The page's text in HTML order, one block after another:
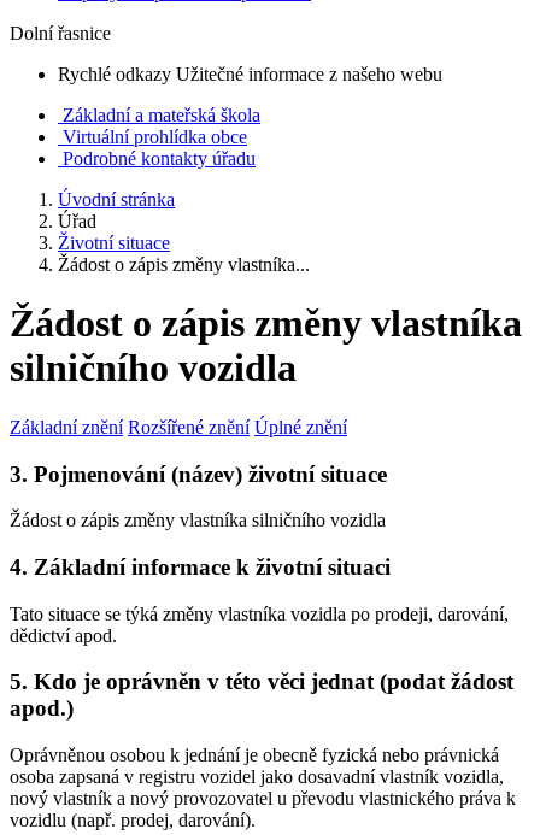
Dolní řasnice
Rychlé odkazy Užitečné informace z našeho webu
Základní a mateřská škola
Virtuální prohlídka obce
Podrobné kontakty úřadu
Úvodní stránka
Úřad
Životní situace
Žádost o zápis změny vlastníka...
Žádost o zápis změny vlastníka
silničního vozidla
Základní znění Rozšířené znění Úplné znění
3. Pojmenování (název) životní situace
Žádost o zápis změny vlastníka silničního vozidla
4. Základní informace k životní situaci
Tato situace se týká změny vlastníka vozidla po prodeji, darování,
dědictví apod.
5. Kdo je oprávněn v této věci jednat (podat žádost
apod.)
Oprávněnou osobou k jednání je obecně fyzická nebo právnická
osoba zapsaná v registru vozidel jako dosavadní vlastník vozidla,
nový vlastník a nový provozovatel u převodu vlastnického práva k
vozidlu (např. prodej, darování).